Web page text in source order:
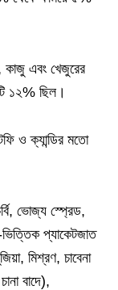
কাজু এবং খেজুরের
১২% ছিল।
ও ক্যান্ডির মতো
ভোজ্য স্প্রেড,
ভিত্তিক প্যাকেটজাত
মিশ্রণ, চাবেনা
বাদে),